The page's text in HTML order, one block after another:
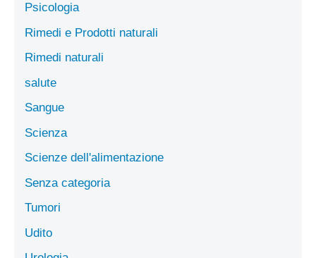
Psicologia
Rimedi e Prodotti naturali
Rimedi naturali
salute
Sangue
Scienza
Scienze dell'alimentazione
Senza categoria
Tumori
Udito